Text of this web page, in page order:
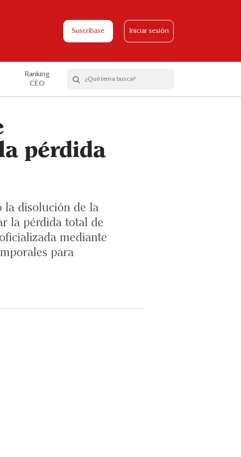
Suscríbase Iniciar sesión
Ranking
CEO
pérdida
la disolución de la
la pérdida total de
mediante
para